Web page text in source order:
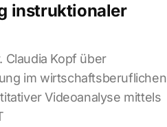
instruktionaler
Claudia Kopf über
im wirtschaftsberuflichen
Videoanalyse mittels